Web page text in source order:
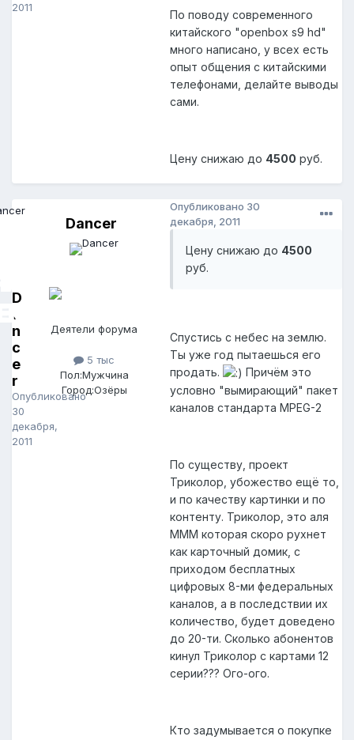
2011
По поводу современного
китайского "openbox s9 hd"
много написано, у всех есть
опыт общения с китайскими
телефонами, делайте выводы
сами.
Цену снижаю до 4500 руб.
D
a
n
c
e
r
Опубликовано
30
декабря,
2011
Dancer
Деятели форума
5 тыс
Пол:Мужчина
Город:Озёры
Опубликовано 30
декабря, 2011
Цену снижаю до 4500
руб.
Cпустись с небес на землю.
Ты уже год пытаешься его
продать.
Причём это
условно "вымирающий" пакет
каналов стандарта MPEG-2
По существу, проект
Триколор, убожество ещё то,
и по качеству картинки и по
контенту. Триколор, это аля
МММ которая скоро рухнет
как карточный домик, с
приходом бесплатных
цифровых 8-ми федеральных
каналов, а в последствии их
количество, будет доведено
до 20-ти. Сколько абонентов
кинул Триколор с картами 12
серии??? Ого-ого.
Кто задумывается о покупке